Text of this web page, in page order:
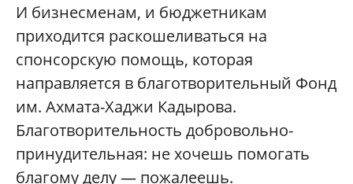
И бизнесменам, и бюджетникам
приходится раскошеливаться на
спонсорскую помощь, которая
направляется в благотворительный Фонд
им. Ахмата-Хаджи Кадырова.
Благотворительность добровольно-
принудительная: не хочешь помогать
благому делу — пожалеешь.